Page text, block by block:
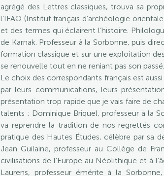
agrégé des Lettres classiques, trouva sa
l’IFAO (Institut français d’archéologie
et des termes qui éclairent l’histoire.
de Karnak. Professeur à la Sorbonne, puis
formation classique et sur une exploitation
se renouvelle tout en ne reniant pas son passé.
Le choix des correspondants français est
par leurs communications, leurs
présentation trop rapide que je vais faire de
talents : Dominique Briquel, professeur à la
va reprendre la tradition de nos regrettés
pratique des Hautes Études, célèbre par sa
Jean Guilaine, professeur au Collège de
civilisations de l’Europe au Néolithique et à
Laurens, professeur émérite à la